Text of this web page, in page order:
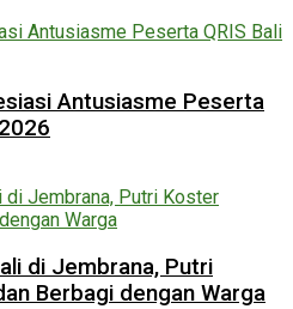
Antusiasme Peserta
di Jembrana, Putri
Berbagi dengan Warga